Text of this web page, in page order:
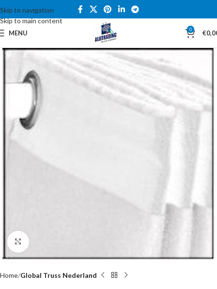
Skip to navigation
Skip to main content
MENU 0 €
Click to enlarge
Home Global Truss Nederland